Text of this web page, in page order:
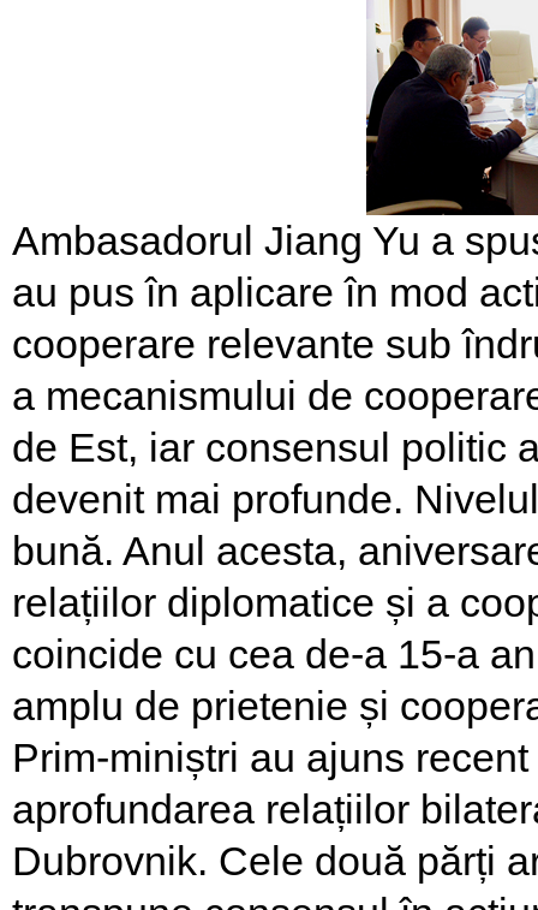
Ambasadorul Jiang Yu a
au pus în aplicare în mod
cooperare relevante sub
a mecanismului de
de Est, iar consensul politic
devenit mai profunde.
bună. Anul acesta,
relațiilor diplomatice și a
coincide cu cea de-a 15-a
amplu de prietenie și
Prim-miniștri au ajuns
aprofundarea relațiilor
Dubrovnik. Cele două părți